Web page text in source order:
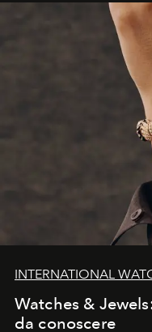
INTERNATIONAL
Watches &
da conoscere